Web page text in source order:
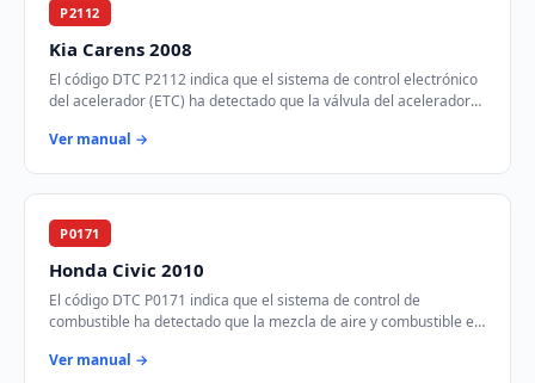
P2112
Kia Carens 2008
El código DTC P2112 indica que el sistema de control electrónico
del acelerador (ETC) ha detectado que la válvula del acelerador
Ver manual →
P0171
Honda Civic 2010
El código DTC P0171 indica que el sistema de control de
combustible ha detectado que la mezcla de aire y combustible es
Ver manual →